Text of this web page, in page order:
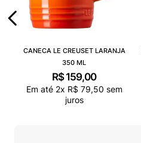
CANECA LE CREUSET LARANJA
350 ML
R$ 159,00
Em até 2x R$ 79,50 sem
juros